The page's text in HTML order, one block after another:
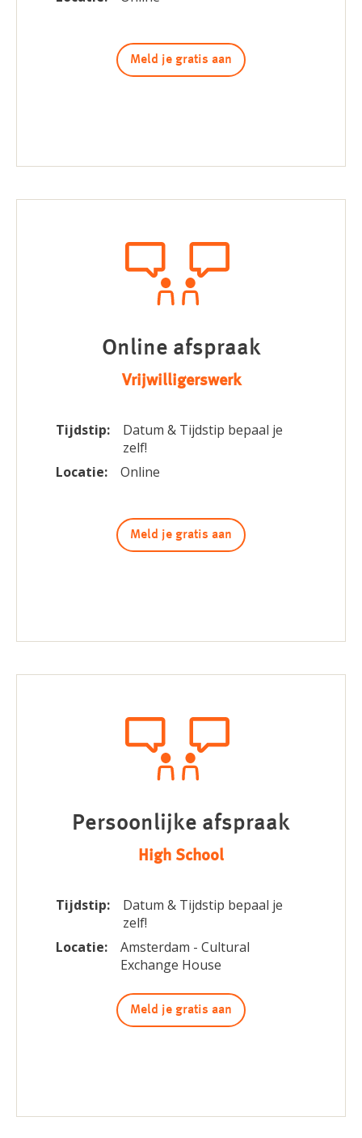
Meld je gratis aan
Online afspraak
Vrijwilligerswerk
Tijdstip:
Datum & Tijdstip bepaal je
zelf!
Locatie:
Online
Meld je gratis aan
Persoonlijke afspraak
High School
Tijdstip:
Datum & Tijdstip bepaal je
zelf!
Locatie:
Amsterdam - Cultural
Exchange House
Meld je gratis aan